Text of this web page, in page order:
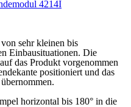
sehr kleinen bis
Einbausituationen. Die
das Produkt vorgenommen
positioniert und das
horizontal bis 180° in die